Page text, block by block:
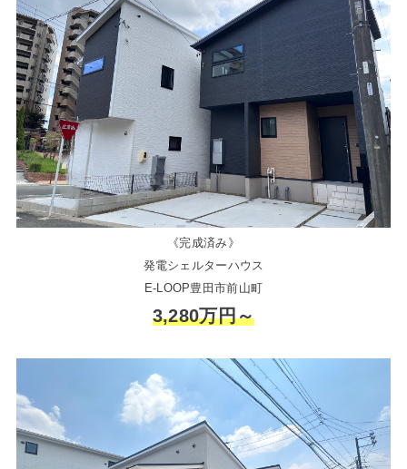
《完成済み》
発電シェルターハウス
E-LOOP豊田市前山町
3,280万円～